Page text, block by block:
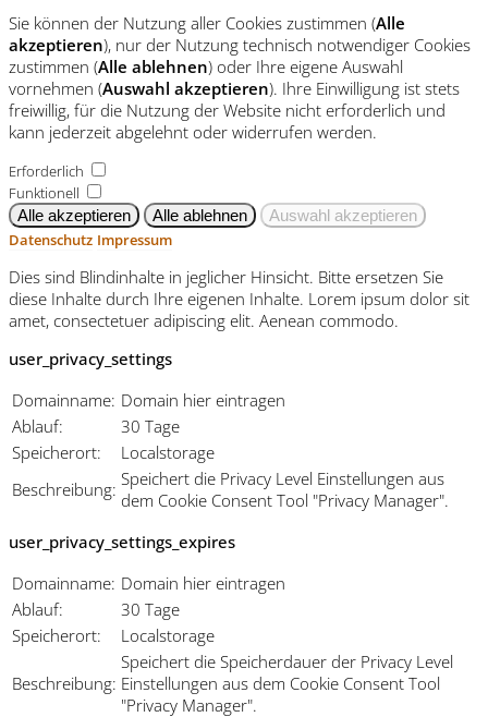
Sie können der Nutzung aller Cookies zustimmen (Alle
akzeptieren), nur der Nutzung technisch notwendiger Cookies
zustimmen (Alle ablehnen) oder Ihre eigene Auswahl
vornehmen (Auswahl akzeptieren). Ihre Einwilligung ist stets
freiwillig, für die Nutzung der Website nicht erforderlich und
kann jederzeit abgelehnt oder widerrufen werden.
Erforderlich
Funktionell
Datenschutz Impressum
Dies sind Blindinhalte in jeglicher Hinsicht. Bitte ersetzen Sie
diese Inhalte durch Ihre eigenen Inhalte. Lorem ipsum dolor sit
amet, consectetuer adipiscing elit. Aenean commodo.
user_privacy_settings
Domainname: Domain hier eintragen
Ablauf:
30 Tage
Speicherort:
Localstorage
Beschreibung: Speichert die Privacy Level Einstellungen aus
dem Cookie Consent Tool "Privacy Manager".
user_privacy_settings_expires
Domainname: Domain hier eintragen
Ablauf:
30 Tage
Speicherort:
Localstorage
Beschreibung:
Speichert die Speicherdauer der Privacy Level
Einstellungen aus dem Cookie Consent Tool
"Privacy Manager".